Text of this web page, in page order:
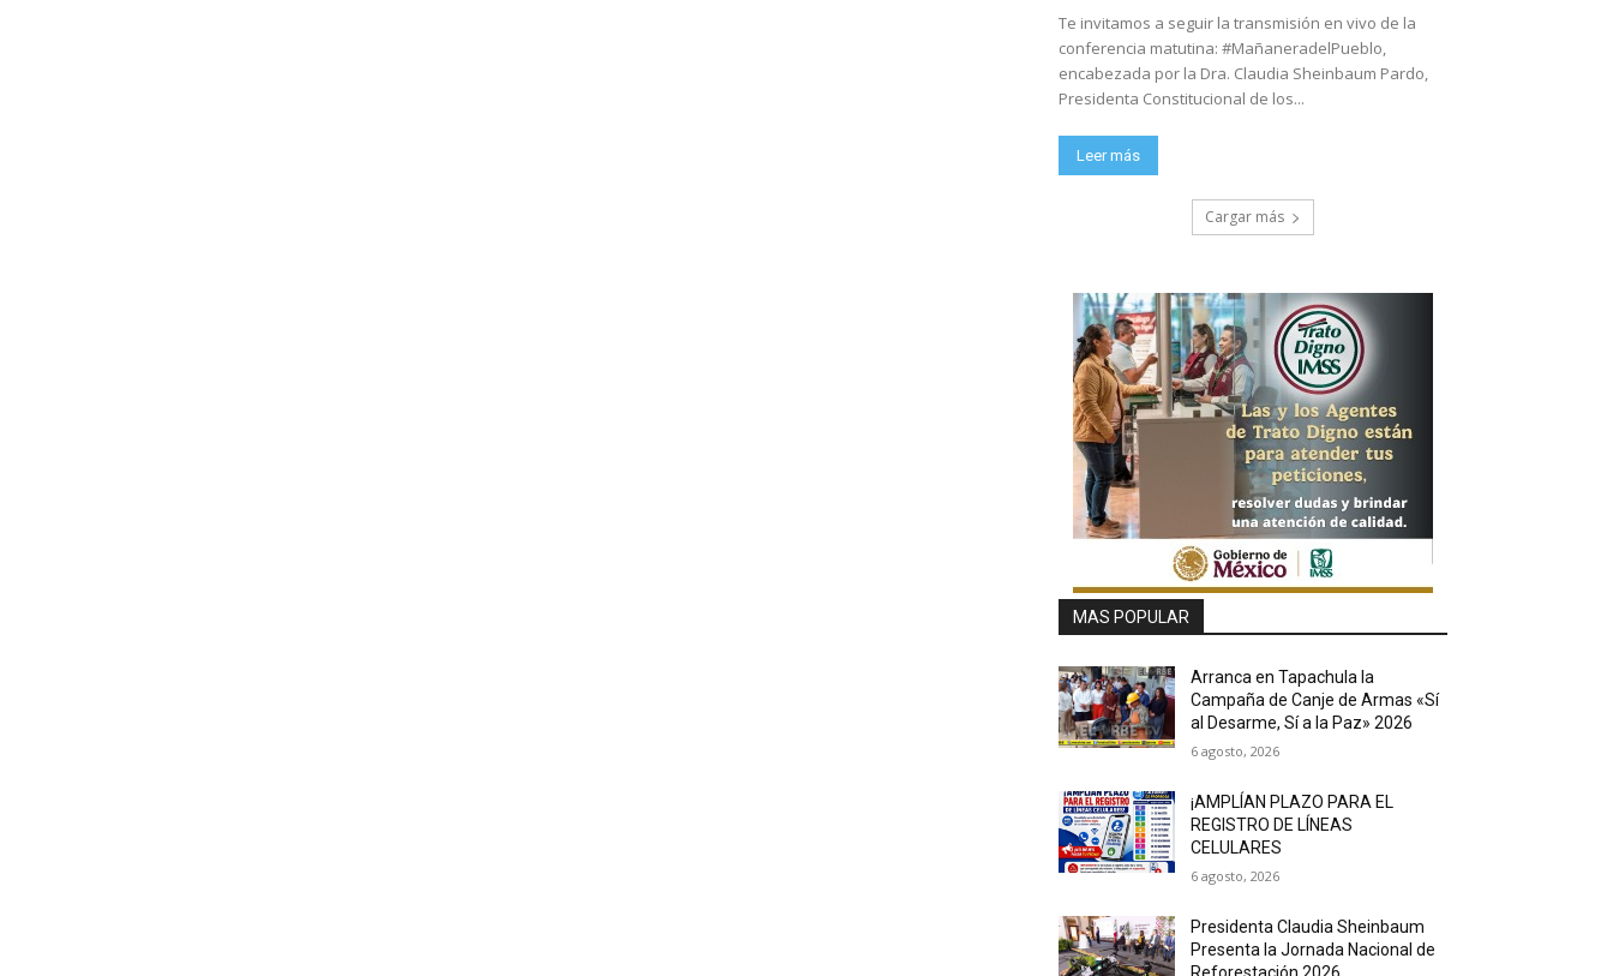
Te invitamos a seguir la transmisión en vivo de la
conferencia matutina: #MañaneradelPueblo,
encabezada por la Dra. Claudia Sheinbaum Pardo,
Presidenta Constitucional de los...
Leer más
Cargar más
MAS POPULAR
Arranca en Tapachula la
Campaña de Canje de Armas «Sí
al Desarme, Sí a la Paz» 2026
6 agosto, 2026
¡AMPLÍAN PLAZO PARA EL
REGISTRO DE LÍNEAS
CELULARES
6 agosto, 2026
Presidenta Claudia Sheinbaum
Presenta la Jornada Nacional de